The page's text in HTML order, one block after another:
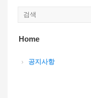
Home
공지사항
스케치북5
스케치북5